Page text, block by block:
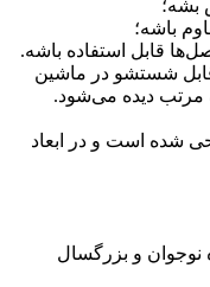
باشه.
در ماشین
می‌شود.
در ابعاد
بزرگسال